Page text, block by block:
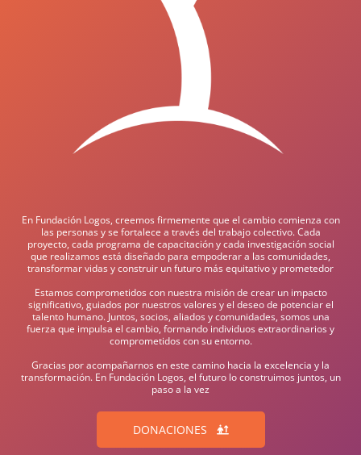
En Fundación Logos, creemos firmemente que el cambio comienza con
las personas y se fortalece a través del trabajo colectivo. Cada
proyecto, cada programa de capacitación y cada investigación social
que realizamos está diseñado para empoderar a las comunidades,
transformar vidas y construir un futuro más equitativo y prometedor
Estamos comprometidos con nuestra misión de crear un impacto
significativo, guiados por nuestros valores y el deseo de potenciar el
talento humano. Juntos, socios, aliados y comunidades, somos una
fuerza que impulsa el cambio, formando individuos extraordinarios y
comprometidos con su entorno.
Gracias por acompañarnos en este camino hacia la excelencia y la
transformación. En Fundación Logos, el futuro lo construimos juntos, un
paso a la vez
DONACIONES